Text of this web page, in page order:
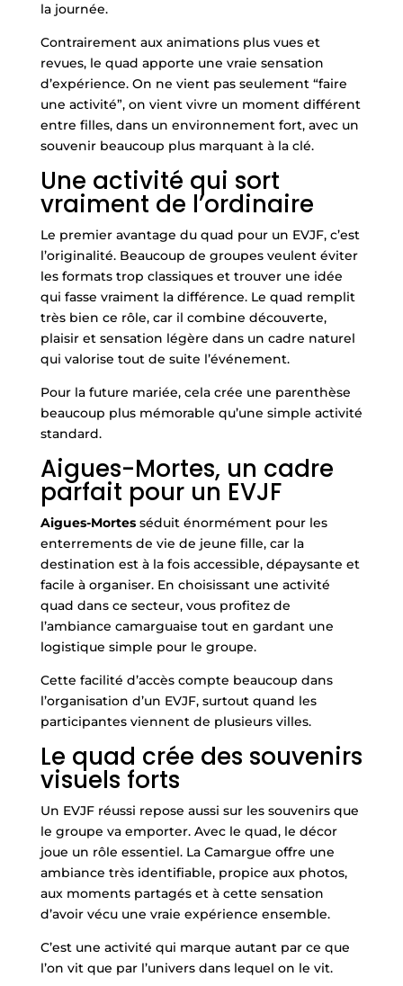
la journée.
Contrairement aux animations plus vues et
revues, le quad apporte une vraie sensation
d’expérience. On ne vient pas seulement “faire
une activité”, on vient vivre un moment différent
entre filles, dans un environnement fort, avec un
souvenir beaucoup plus marquant à la clé.
Une activité qui sort
vraiment de l’ordinaire
Le premier avantage du quad pour un EVJF, c’est
l’originalité. Beaucoup de groupes veulent éviter
les formats trop classiques et trouver une idée
qui fasse vraiment la différence. Le quad remplit
très bien ce rôle, car il combine découverte,
plaisir et sensation légère dans un cadre naturel
qui valorise tout de suite l’événement.
Pour la future mariée, cela crée une parenthèse
beaucoup plus mémorable qu’une simple activité
standard.
Aigues-Mortes, un cadre
parfait pour un EVJF
Aigues-Mortesséduit énormément pour les
enterrements de vie de jeune fille, car la
destination est à la fois accessible, dépaysante et
facile à organiser. En choisissant une activité
quad dans ce secteur, vous profitez de
l’ambiance camarguaise tout en gardant une
logistique simple pour le groupe.
Cette facilité d’accès compte beaucoup dans
l’organisation d’un EVJF, surtout quand les
participantes viennent de plusieurs villes.
Le quad crée des souvenirs
visuels forts
Un EVJF réussi repose aussi sur les souvenirs que
le groupe va emporter. Avec le quad, le décor
joue un rôle essentiel. La Camargue offre une
ambiance très identifiable, propice aux photos,
aux moments partagés et à cette sensation
d’avoir vécu une vraie expérience ensemble.
C’est une activité qui marque autant par ce que
l’on vit que par l’univers dans lequel on le vit.